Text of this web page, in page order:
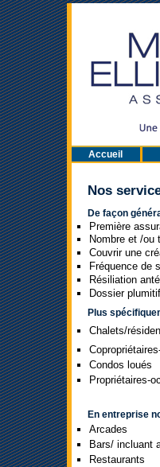
Accueil
Nos
De façon
Première
Nombre et /ou
Couvrir une
Fréquence de
Résiliation
Dossier
Plus
Chalets/
Condos loués
Propriétaires-
En entreprise
Arcades
Bars/ incluant
Restaurants